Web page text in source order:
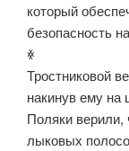
который
безопасность
ꏍ
Тростниковой
накинув ему
Поляки верили,
лыковых